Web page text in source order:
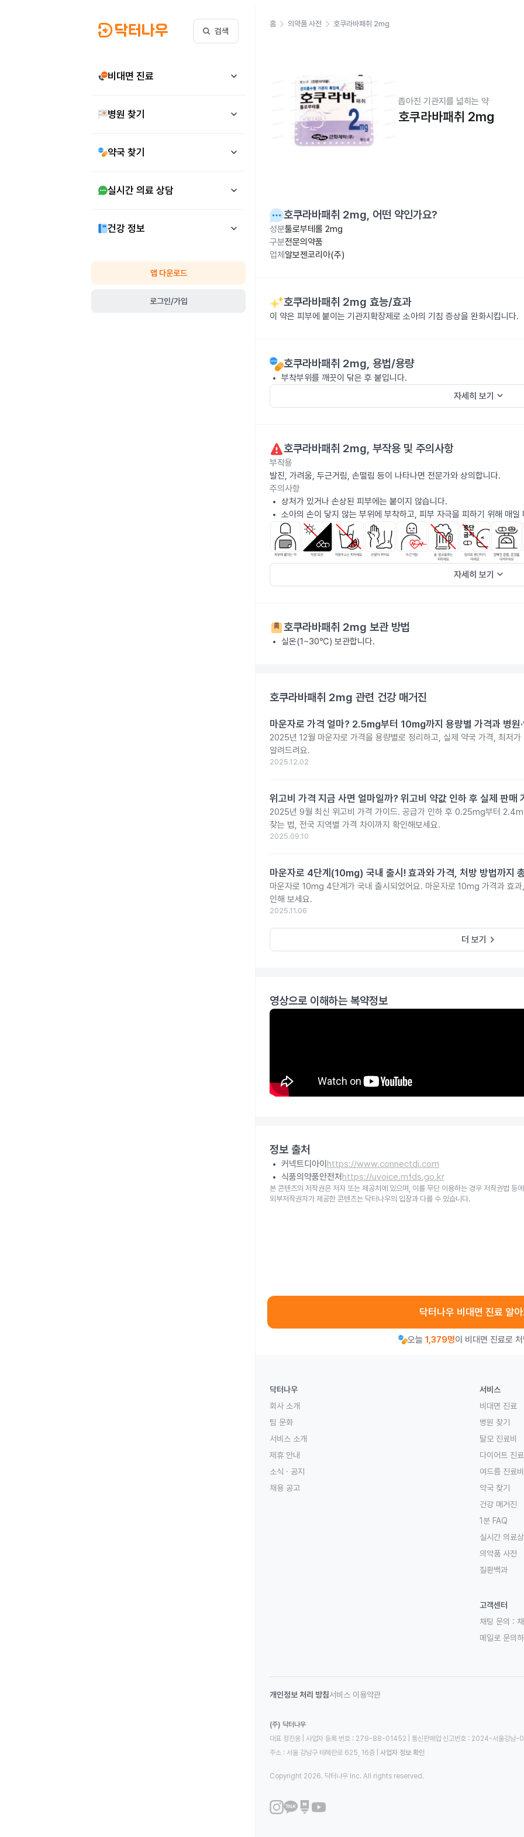
검색
비대면 진료
병원 찾기
약국 찾기
실시간 의료 상담
건강 정보
앱 다운로드
로그인/가입
홈 의약품 사전 호쿠라바패취 2mg
좁아진 기관지를 넓히는 약
호쿠라바패취 2mg
호쿠라바패취 2mg, 어떤 약인가요?
성분툴로부테롤 2mg
구분전문의약품
업체 알보젠코리아(주)
호쿠라바패취 2mg 효능/효과
이 약은 피부에 붙이는 기관지확장제로 소아의 기침 증상을 완화시킵니다.
호쿠라바패취 2mg, 용법/용량
부착부위를 깨끗이 닦은 후 붙입니다.
자세히 보기 keyboard_arrow_down
호쿠라바패취 2mg, 부작용 및 주의사항
부작용
발진, 가려움, 두근거림, 손떨림 등이 나타나면 전문가와 상의합니다.
주의사항
상처가 있거나 손상된 피부에는 붙이지 않습니다.
소아의 손이 닿지 않는 부위에 부착하고, 피부 자극을 피하기 위해 매
자세히 보기 keyboard_arrow_down
호쿠라바패취 2mg 보관 방법
실온(1~30℃) 보관합니다.
호쿠라바패취 2mg 관련 건강 매거진
마운자로 가격 얼마? 2.5mg부터 10mg까지 용량별 가격과 병원
2025년 12월 마운자로 가격을 용량별로 정리하고, 실제 약국 가격, 최저가
알려드려요.
2025.12.02
위고비 가격 지금 사면 얼마일까? 위고비 약값 인하 후 실제 판매
2025년 9월 최신 위고비 가격 가이드. 공급가 인하 후 0.25mg부터
찾는 법, 전국 지역별 가격 차이까지 확인해보세요.
2025.09.10
마운자로 4단계(10mg) 국내 출시! 효과와 가격, 처방 방법까지
마운자로 10mg 4단계가 국내 출시되었어요. 마운자로 10mg 가격과 효
인해 보세요.
2025.11.06
더 보기 keyboard_arrow_right
영상으로 이해하는 복약정보
정보 출처
커넥트디아이 https://www.connectdi.com
식품의약품안전처 https://uvoice.mfds.go.kr
본 콘텐츠의 저작권은 저자 또는 제공처에 있으며, 이를 무단 이용하는 경우 저작권법 등
외부저작권자가 제공한 콘텐츠는 닥터나우의 입장과 다를 수 있습니다.
닥터나우 비대면 진료 알아
오늘 1,379명이 비대면 진료로
닥터나우
회사 소개
팀 문화
서비스 소개
제휴 안내
소식 · 공지
채용 공고
서비스
비대면 진료
병원 찾기
탈모 진료비
다이어트 진료
여드름 진료비
약국 찾기
건강 매거진
1분 FAQ
실시간 의료
의약품 사전
질환백과
고객센터
채팅 문의 :
메일로 문의하
개인정보 처리 방침서비스 이용약관
(주) 닥터나우
대표 정진웅 | 사업자 등록 번호 : 279-88-01452 | 통신판매업 신고번호 : 2024-서울강남
주소 : 서울 강남구 테헤란로 625, 16층
사업자 정보 확인
Copyright 2026. 닥터나우 Inc. All rights reserved.